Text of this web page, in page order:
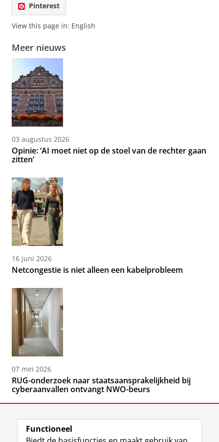
Pinterest
View this page in: English
Meer nieuws
03 augustus 2026
Opinie: ‘AI moet niet op de stoel van de rechter gaan
zitten’
16 juni 2026
Netcongestie is niet alleen een kabelprobleem
07 mei 2026
RUG-onderzoek naar staatsaansprakelijkheid bij
cyberaanvallen ontvangt NWO-beurs
Functioneel